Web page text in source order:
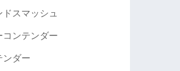
スマッシュ
コンテンダー
ンダー